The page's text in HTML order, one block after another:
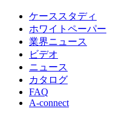
ケーススタディ
ホワイトペーパー
業界ニュース
ビデオ
ニュース
カタログ
FAQ
A-connect